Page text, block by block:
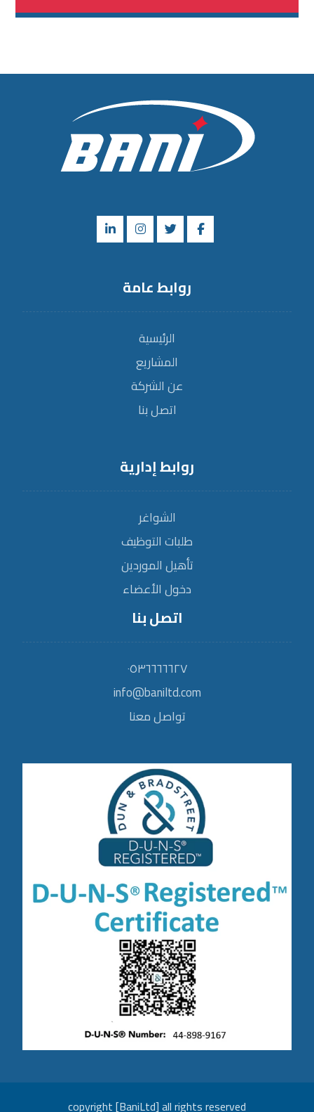
روابط عامة
الرئيسية
المشاريع
عن الشركة
اتصل بنا
روابط إدارية
الشواغر
طلبات التوظيف
تأهيل الموردين
دخول الأعضاء
اتصل بنا
٠٥٣٦٦٦٦٦٢٧
info@baniltd.com
تواصل معنا
copyright [BaniLtd] all rights reserved